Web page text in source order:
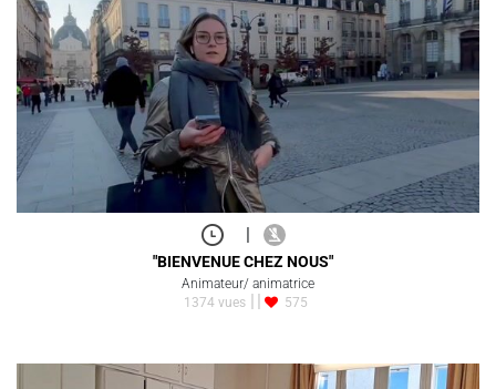
|
"BIENVENUE CHEZ NOUS"
Animateur/ animatrice
1374 vues
575